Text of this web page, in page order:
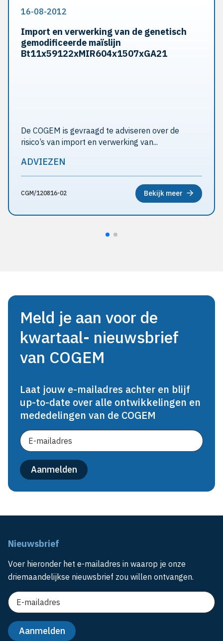
16-08-2012
Import en verwerking van de genetisch
gemodificeerde maïslijn
Bt11x59122xMIR604x1507xGA21
De COGEM is gevraagd te adviseren over de
risico’s van import en verwerking van...
ADVIEZEN
CGM/120816-02 Bekijk meer
Meld je aan voor de
kwartaal- nieuwsbrief
van COGEM
Laat jouw e-mailadres achter en blijf
up-to-date over alle ontwikkelingen en
mededelingen van de COGEM
Nieuwsbrief
Voer hieronder het e-mailadres in waarop je onze
driemaandelijkse nieuwsbrief zou willen ontvangen.